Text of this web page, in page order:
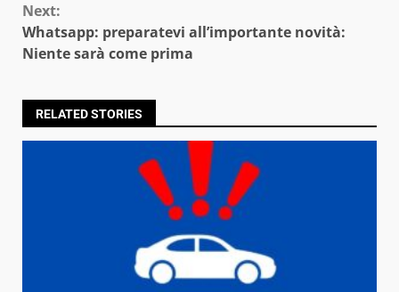
Next:
Whatsapp: preparatevi all’importante novità:
Niente sarà come prima
RELATED STORIES